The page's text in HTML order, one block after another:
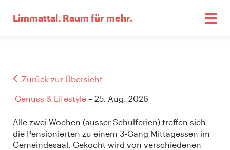
Limmattal. Raum für mehr.
Zurück zur Übersicht
Genuss & Lifestyle – 25. Aug. 2026
Alle zwei Wochen (ausser Schulferien) treffen sich
die Pensionierten zu einem 3-Gang Mittagessen im
Gemeindesaal. Gekocht wird von verschiedenen